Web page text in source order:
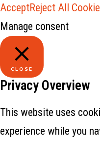
AcceptReject All
Manage consent
CLOSE
Privacy Overview
This website uses
experience while you